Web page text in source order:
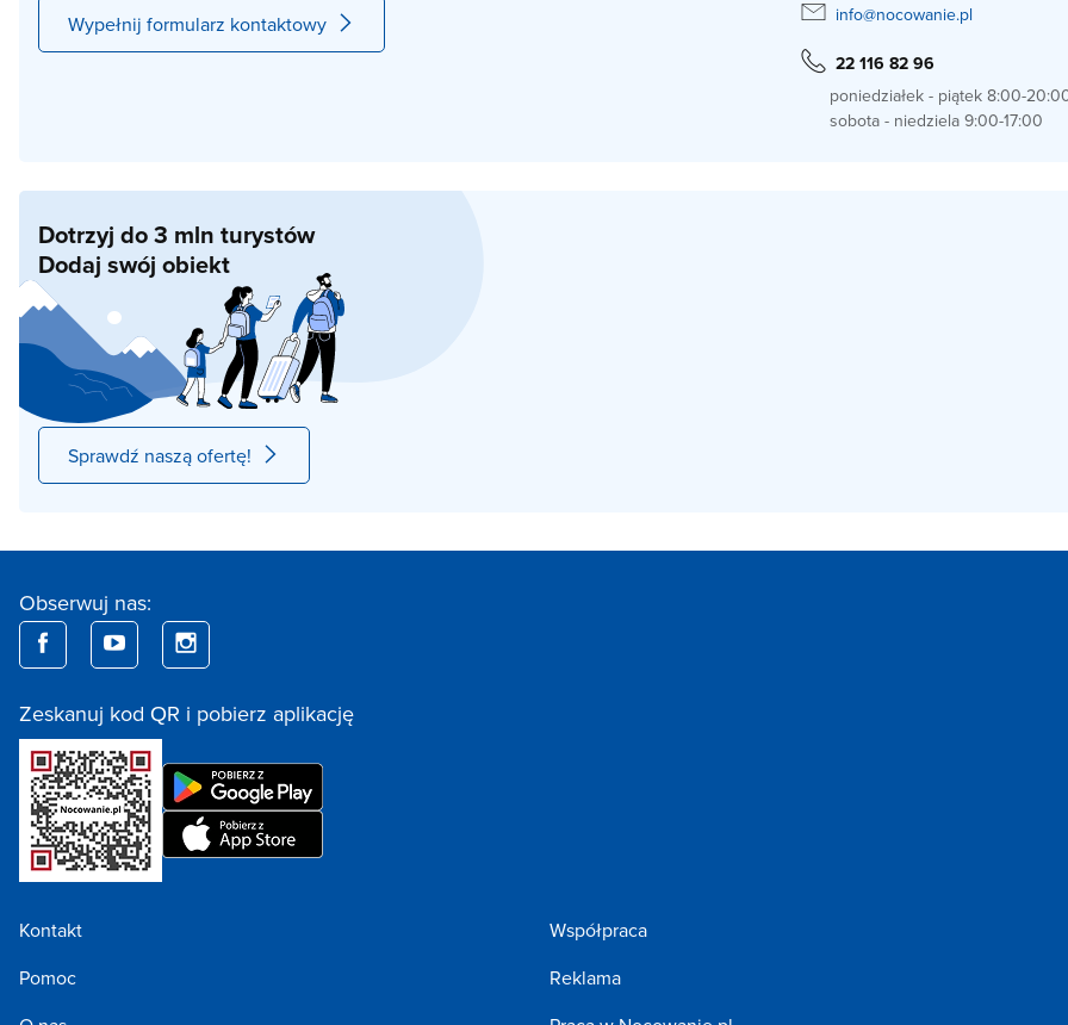
Wypełnij formularz kontaktowy info@nocowanie.pl
22 116 82 96
poniedziałek - piątek 8:00-
sobota - niedziela 9:00-17:00
Dotrzyj do 3 mln turystów
Dodaj swój obiekt
Sprawdź naszą ofertę!
Obserwuj nas:
Zeskanuj kod QR i pobierz aplikację
Kontakt
Pomoc
Współpraca
Reklama